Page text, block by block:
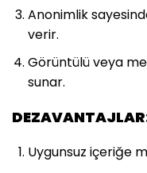
Anonimlik
verir.
Görüntülü veya
sunar.
Uygunsuz içeriğe